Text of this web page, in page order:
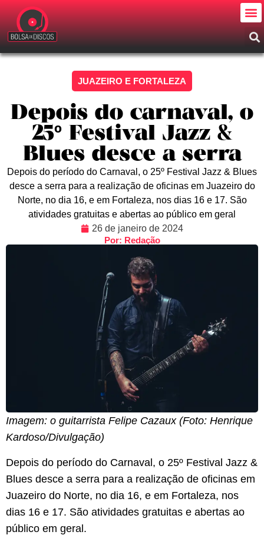
JUAZEIRO E FORTALEZA
Depois do carnaval, o
25º Festival Jazz &
Blues desce a serra
Depois do período do Carnaval, o 25º Festival Jazz & Blues
desce a serra para a realização de oficinas em Juazeiro do
Norte, no dia 16, e em Fortaleza, nos dias 16 e 17. São
atividades gratuitas e abertas ao público em geral
26 de janeiro de 2024
Por: Redação
Imagem: o guitarrista Felipe Cazaux (Foto: Henrique
Kardoso/Divulgação)
Depois do período do Carnaval, o 25º Festival Jazz &
Blues desce a serra para a realização de oficinas em
Juazeiro do Norte, no dia 16, e em Fortaleza, nos
dias 16 e 17. São atividades gratuitas e abertas ao
público em geral.